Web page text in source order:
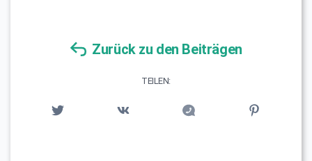
Zurück zu den Beiträgen
TEILEN: